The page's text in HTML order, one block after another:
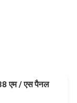
एम / एस पैनल